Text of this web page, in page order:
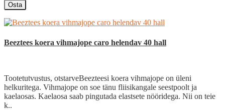
Osta
Beeztees koera vihmajope caro helendav 40 hall
Tootetutvustus, otstarveBeezteesi koera vihmajope on üleni
helkuritega. Vihmajope on soe tänu fliisikangale seestpoolt ja
kaelaosas. Kaelaosa saab pingutada elastsete nööridega. Nii on teie
k..